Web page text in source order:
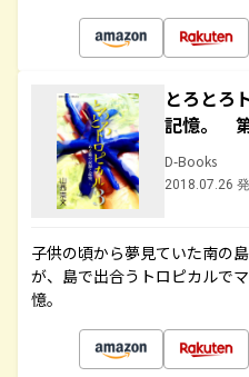
とろとろ
記憶。
D-Books
2018.07.26
子供の頃から夢見ていた南の
が、島で出合うトロピカルで
憶。